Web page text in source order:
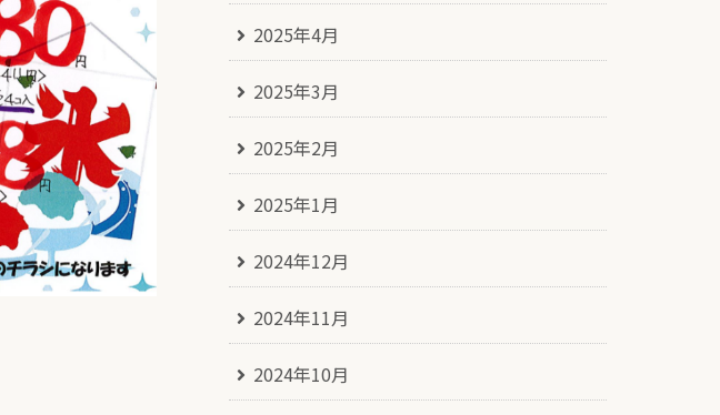
2025年4月
2025年3月
2025年2月
2025年1月
2024年12月
2024年11月
2024年10月